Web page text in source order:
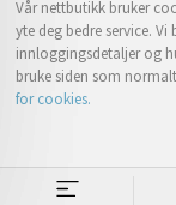
Vår nettbutikk bruker
yte deg bedre service.
innloggingsdetaljer og
bruke siden som
for cookies.